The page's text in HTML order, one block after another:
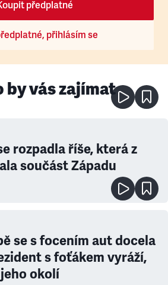
předplatné
přihlásím se
by vás zajímat
rozpadla říše, která z
součást Západu
se s focením aut docela
s foťákem vyráží,
okolí